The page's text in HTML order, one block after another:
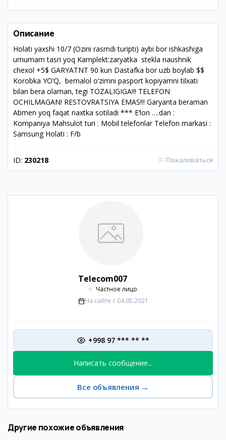
Описание
Holati yaxshi 10/7 (Ozini rasmdi turipti) aybi bor ishkashiga
umumam tasri yoq Kamplekt:zaryatka stekla naushnik
chexol +5$ GARYATNT 90 kun Dastafka bor uzb boylab $$
Korobka YO’Q, bemalol o’zimni pasport kopiyamni tilxati
bilan bera olaman, tegi TOZALIGIGA!!! TELEFON
OCHILMAGAN! RESTOVRATSIYA EMAS!!! Garyanta beraman
Abmen yoq faqat naxtka sotiladi *** E‘lon ….dan :
Kompaniya Mahsulot turi : Mobil telefonlar Telefon markasi :
Samsung Holati : F/b
ID: 230218 ⚐ Пожаловаться
Telecom007
Частное лицо
На сайте с 04.05.2021
+998 97 *** ** **
Написать сообщение...
Все объявления →
Другие похожие объявления